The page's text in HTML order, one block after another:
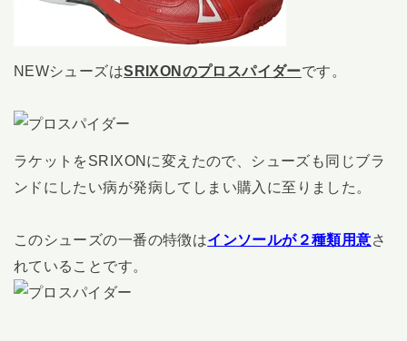
NEWシューズはSRIXONのプロスパイダーです。
ラケットをSRIXONに変えたので、シューズも同じブラ
ンドにしたい病が発病してしまい購入に至りました。
このシューズの一番の特徴はインソールが２種類用意さ
れていることです。